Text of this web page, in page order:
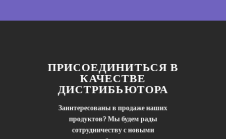
ПРИСОЕДИНИТЬСЯ В
КАЧЕСТВЕ
ДИСТРИБЬЮТОРА
Заинтересованы в продаже наших
продуктов? Мы будем рады
сотрудничеству с новыми